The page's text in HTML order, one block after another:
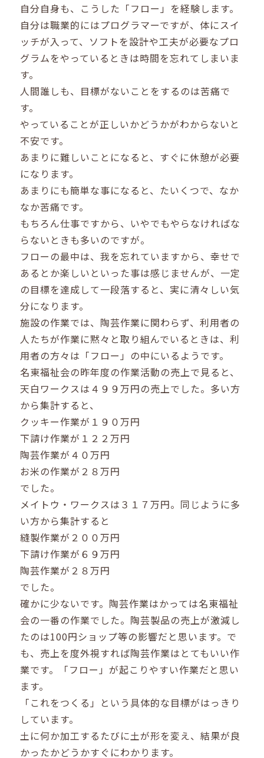
自分自身も、こうした「フロー」を経験します。
自分は職業的にはプログラマーですが、体にスイ
ッチが入って、ソフトを設計や工夫が必要なプロ
グラムをやっているときは時間を忘れてしまいま
す。
人間誰しも、目標がないことをするのは苦痛で
す。
やっていることが正しいかどうかがわからないと
不安です。
あまりに難しいことになると、すぐに休憩が必要
になります。
あまりにも簡単な事になると、たいくつで、なか
なか苦痛です。
もちろん仕事ですから、いやでもやらなければな
らないときも多いのですが。
フローの最中は、我を忘れていますから、幸せで
あるとか楽しいといった事は感じませんが、一定
の目標を達成して一段落すると、実に清々しい気
分になります。
施設の作業では、陶芸作業に関わらず、利用者の
人たちが作業に黙々と取り組んでいるときは、利
用者の方々は「フロー」の中にいるようです。
名東福祉会の昨年度の作業活動の売上で見ると、
天白ワークスは４９９万円の売上でした。多い方
から集計すると、
クッキー作業が１９０万円
下請け作業が１２２万円
陶芸作業が４０万円
お米の作業が２８万円
でした。
メイトウ・ワークスは３１７万円。同じように多
い方から集計すると
縫製作業が２００万円
下請け作業が６９万円
陶芸作業が２８万円
でした。
確かに少ないです。陶芸作業はかっては名東福祉
会の一番の作業でした。陶芸製品の売上が激減し
たのは100円ショップ等の影響だと思います。で
も、売上を度外視すれば陶芸作業はとてもいい作
業です。「フロー」が起こりやすい作業だと思い
ます。
「これをつくる」という具体的な目標がはっきり
しています。
土に何か加工するたびに土が形を変え、結果が良
かったかどうかすぐにわかります。